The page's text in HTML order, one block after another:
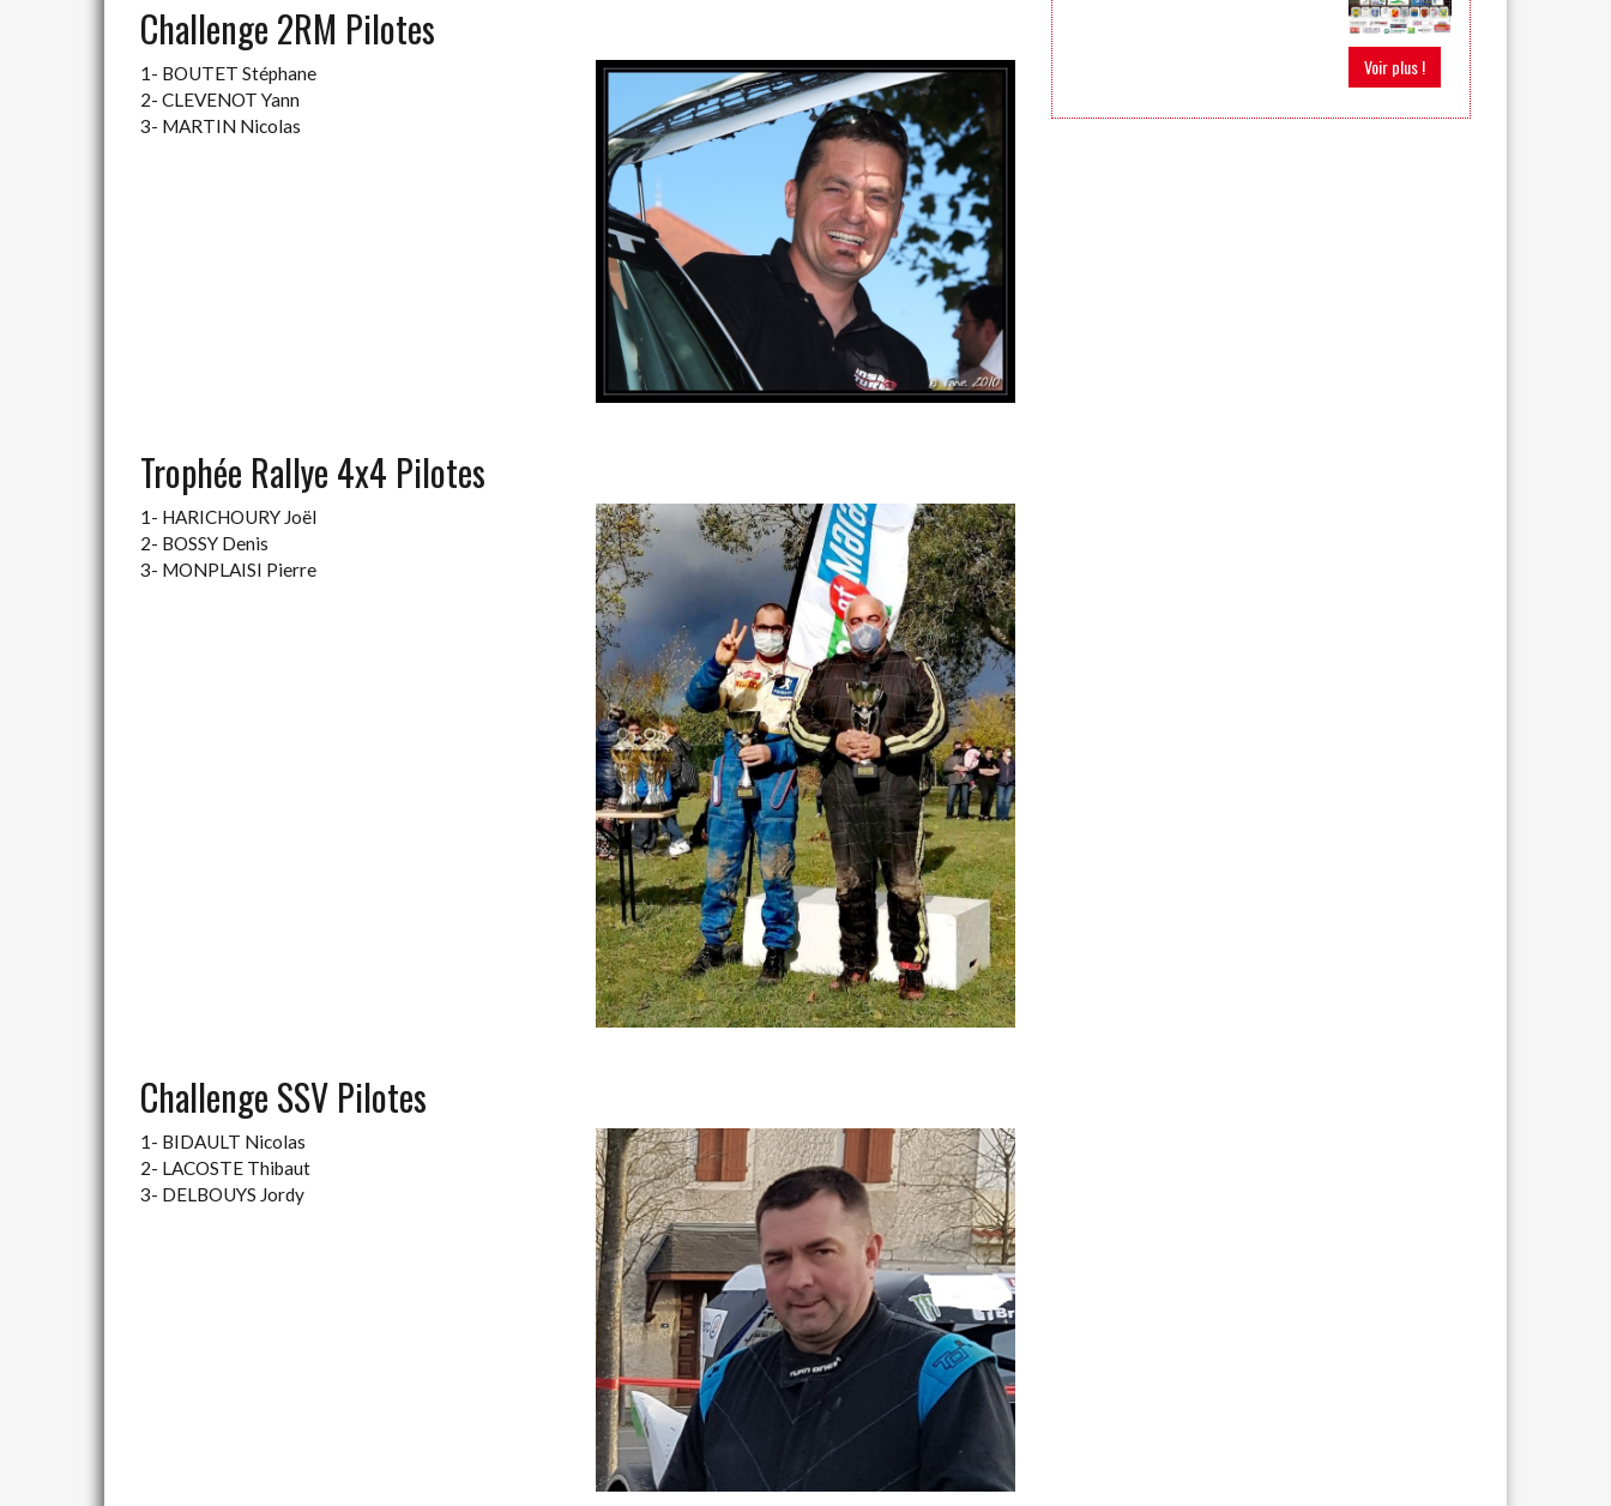
Challenge 2RM Pilotes
1- BOUTET Stéphane
2- CLEVENOT Yann
3- MARTIN Nicolas
Trophée Rallye 4x4 Pilotes
1- HARICHOURY Joël
2- BOSSY Denis
3- MONPLAISI Pierre
Challenge SSV Pilotes
1- BIDAULT Nicolas
2- LACOSTE Thibaut
3- DELBOUYS Jordy
Voir plus !